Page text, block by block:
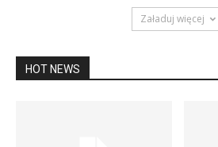
Załaduj więcej
HOT NEWS